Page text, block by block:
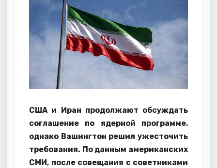
США и Иран продолжают обсуждать
соглашение по ядерной программе,
однако Вашингтон решил ужесточить
требования. По данным американских
СМИ, после совещания с советниками